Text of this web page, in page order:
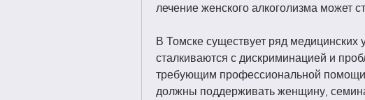
лечение женского алкоголизма может
В Томске существует ряд
сталкиваются с дискриминацией и
требующим профессиональной
должны поддерживать женщину,